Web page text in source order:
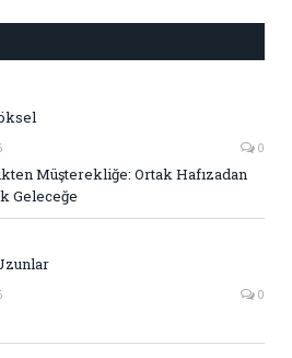
0
Müşterekliğe: Ortak Hafızadan
Geleceğe
0